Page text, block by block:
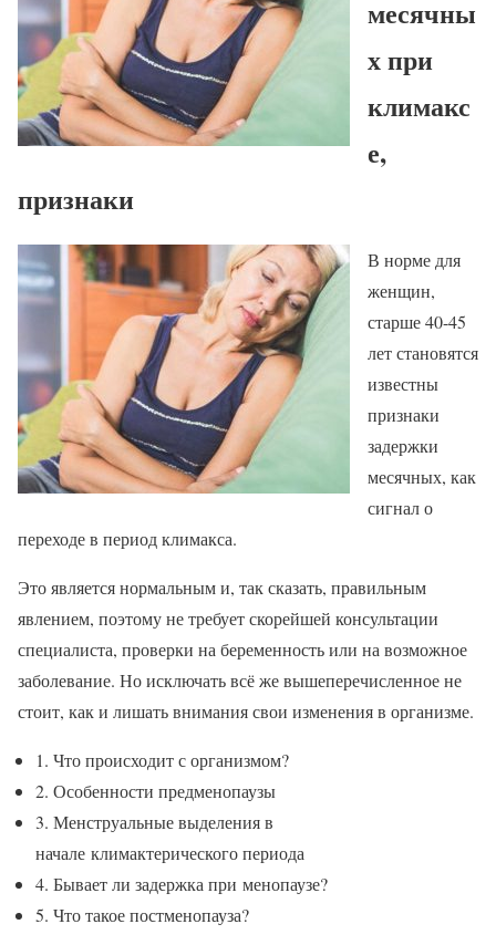
месячны
х при
климакс
е,
признаки
В норме для
женщин,
старше 40-45
лет становятся
известны
признаки
задержки
месячных, как
сигнал о
переходе в период климакса.
Это является нормальным и, так сказать, правильным
явлением, поэтому не требует скорейшей консультации
специалиста, проверки на беременность или на возможное
заболевание. Но исключать всё же вышеперечисленное не
стоит, как и лишать внимания свои изменения в организме.
1. Что происходит с организмом?
2. Особенности предменопаузы
3. Менструальные выделения в
начале климактерического периода
4. Бывает ли задержка при менопаузе?
5. Что такое постменопауза?